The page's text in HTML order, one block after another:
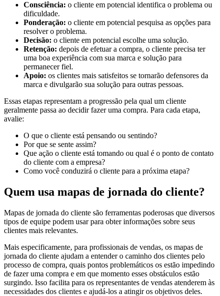
Consciência: o cliente em potencial identifica o problema ou
dificuldade.
Ponderação: o cliente em potencial pesquisa as opções para
resolver o problema.
Decisão: o cliente em potencial escolhe uma solução.
Retenção: depois de efetuar a compra, o cliente precisa ter
uma boa experiência com sua marca e solução para
permanecer fiel.
Apoio: os clientes mais satisfeitos se tornarão defensores da
marca e divulgarão sua solução para outras pessoas.
Essas etapas representam a progressão pela qual um cliente
geralmente passa ao decidir fazer uma compra. Para cada etapa,
avalie:
O que o cliente está pensando ou sentindo?
Por que se sente assim?
Que ação o cliente está tomando ou qual é o ponto de contato
do cliente com a empresa?
Como você conduzirá o cliente para a próxima etapa?
Quem usa mapas de jornada do cliente?
Mapas de jornada do cliente são ferramentas poderosas que diversos
tipos de equipe podem usar para obter informações sobre seus
clientes mais relevantes.
Mais especificamente, para profissionais de vendas, os mapas de
jornada do cliente ajudam a entender o caminho dos clientes pelo
processo de compra, quais pontos problemáticos os estão impedindo
de fazer uma compra e em que momento esses obstáculos estão
surgindo. Isso facilita para os representantes de vendas atenderem às
necessidades dos clientes e ajudá-los a atingir os objetivos deles.